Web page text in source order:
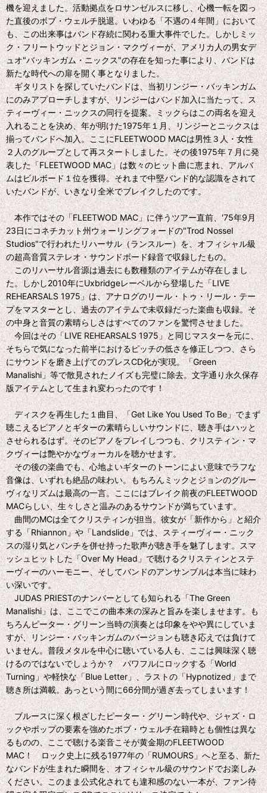
機を迎えました。活動拠点をロサンゼルスに移し、心機一転を図っ
た直後のボブ・ウェルチ脱退。いわゆる「不遇の４年間」において
も、この出来事はバンド存続に関わる重大事件でした。しかしミッ
ク・フリートウッドとジョン・マクヴィーが、アメリカ人の男女デ
ュオ"バッキンガム・ニックス"の存在を知った事により、バンドは
新たな時代への扉を開く事となりました。
ギタリストを探していたバンドは、当初リンジー・バッキンガム
にのみアプローチしますが、リンジーはバンド加入に当たって、ス
ティーヴィー・ニックスの同行を提案。ミックらはこの両名を迎え
入れることを決め、年が明けた1975年１月、リンジーとニックスは
揃ってバンドへ加入。ここにFLEETWOOD MACは男性３人・女性
２人のグループとして再スタートしました。その後1975年７月に発
表した「FLEETWOOD MAC」は数々のヒット曲に恵まれ、アルバ
ムはビルボード１位を獲得。それまで中堅バンド的な認識をされて
いたバンドが、いきなり全米でブレイクしたのです。
本作ではその「FLEETWOD MAC」に伴うツアー直前、'75年9月
23日にコネチカット州ウォーリングフォードの"Trod Nossel
Studios"で行われたリハーサル（ランスルー）を、オフィシャル級
の超高音質ステレオ・サウンドボード録音で収録したもの。
このリハーサル音源は過去にも数種類のアイテムが存在しまし
た。しかし2010年にUxbridgeレーベルから登場した「LIVE
REHEARSALS 1975」は、アナログのリール・トゥ・リール・テー
プをマスターとし、過去のアイテムで未収録だった楽曲も収録。そ
の中身と音質の素晴らしさはすべてのファンを驚愕させました。
今回はその「LIVE REHEARSALS 1975」と同じマスターを元に、
そちらで気になった前半におけるピッチの低さを修正しつつ、さら
にサウンドを磨き上げてのプレスCD化が実現。「Green
Manalishi」等で散見されたノイズも完璧に除去。文字通り永久保存
版アイテムとして生まれ変わったのです！
ディスクを再生した１曲目、「Get Like You Used To Be」でまず
聴こえるピアノとギターの素晴らしいサウンドに、聴き手はハッと
させられるはず。そのピアノをプレイしつつも、クリスティン・マ
クヴィーは艶やかなヴォーカルを聴かせます。
その後の楽曲でも、心地よいギターのトーンによい意味でラフな
音像は、いずれも絶品の味わい。もちろんミックとジョンのグルー
ヴィなリズムは最高の一言。ここにはブレイク前夜のFLEETWOOD
MACらしい、生々しさと温みのあるサウンドが満ちています。
曲間のMCは全てクリスティンが担当。彼女が「新作から」と紹介
する「Rhiannon」や「Landslide」では、スティーヴィー・ニック
スの湿り気とパンチを併せ持った歌声が聴き手を魅了します。スマ
ッシュヒットした「Over My Head」で聴けるクリスティンとステ
ーヴィーのハーモニー、そしてバンドのアンサンブルは本当に味わ
い深いです。
JUDAS PRIESTのナンバーとしても知られる「The Green
Manalishi」は、ここでこの曲本来の深みと旨みを楽しませます。も
ちろんピーター・グリーン当時の演奏とは印象をやや異にしていま
すが、リンジー・バッキンガムのバージョンも聴き応えでは負けて
いません。普段メタルを中心に聴いている人も、ここは興味深く聴
けるのではないでしょうか？ パワフルにロックする「World
Turning」や軽快な「Blue Letter」、ラストの「Hypnotized」まで
聴き所は満載。あっという間に66分間が過ぎ去ってしまいます！
ブルースに深く根ざしたピーター・グリーン時代や、ジャズ・ロ
ックやポップの要素を強めたボブ・ウェルチ在籍時とも個性は異な
るものの、ここで聴ける楽音こそが黄金期のFLEETWOOD
MAC！ ロック史上に残る1977年の「RUMOURS」へと至る、新た
なバンドが生まれた瞬間を、オフィシャル級のサウンドでお楽しみ
ください。このまま公式化されても違和感のない一本が、ファン待